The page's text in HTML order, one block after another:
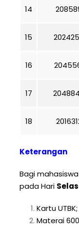
14
15
16
17
18
Keterangan
Bagi
pada Hari
Kartu UTBK;
Materai